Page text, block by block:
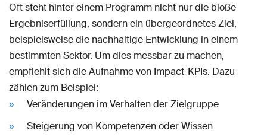
Oft steht hinter einem Programm nicht nur die bloße
Ergebniserfüllung, sondern ein übergeordnetes Ziel,
beispielsweise die nachhaltige Entwicklung in einem
bestimmten Sektor. Um dies messbar zu machen,
empfiehlt sich die Aufnahme von Impact-KPIs. Dazu
zählen zum Beispiel:
Veränderungen im Verhalten der Zielgruppe
Steigerung von Kompetenzen oder Wissen